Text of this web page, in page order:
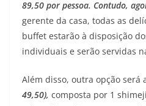
89,50 por pessoa. Contudo,
gerente da casa, todas as
buffet estarão à disposição
individuais e serão servidas
Além disso, outra opção será
49,50), composta por 1